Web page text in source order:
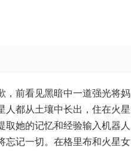
，前看见黑暗中一道强光将妈
人都从土壤中长出，住在火星
取她的记忆和经验输入机器人
忘记一切。在格里布和火星女